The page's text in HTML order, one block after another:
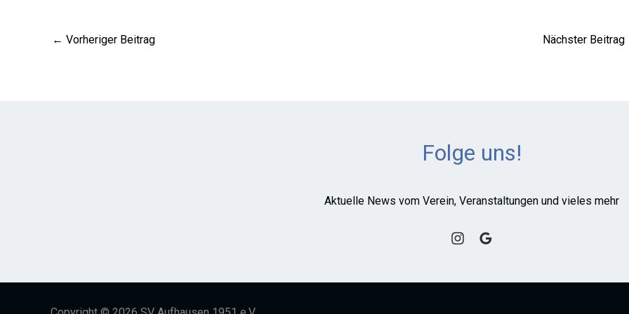
← Vorheriger Beitrag Nächster Beitrag
Folge uns!
Aktuelle News vom Verein, Veranstaltungen und vieles mehr